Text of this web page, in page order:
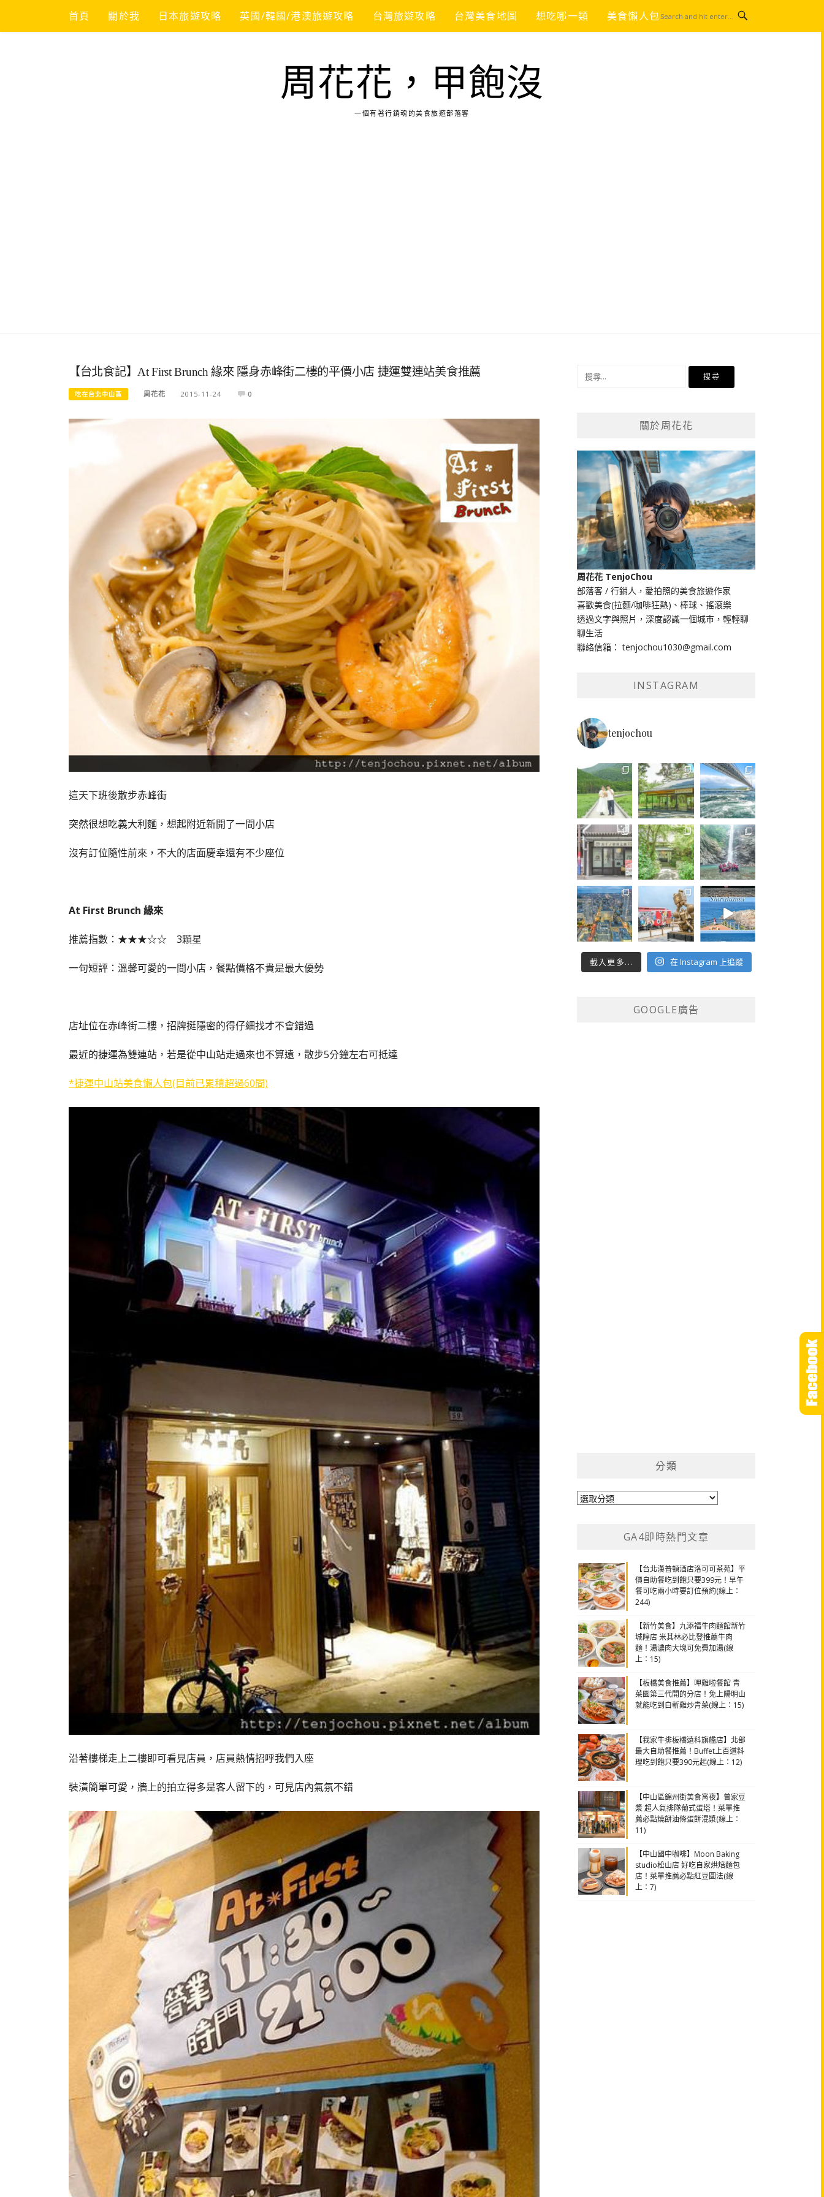
content
首頁 關於我 日本旅遊攻略 英國/韓國/港澳旅遊攻略 台灣旅遊攻略 台灣美食地圖 想吃哪一類 美食懶人包
周花花，甲飽沒
一個有著行銷魂的美食旅遊部落客
【台北食記】At First Brunch 緣來 隱身赤峰街二樓的平價小店 捷運雙連站美食推薦
吃在台北中山區 周花花 2015-11-24 0
這天下班後散步赤峰街
突然很想吃義大利麵，想起附近新開了一間小店
沒有訂位隨性前來，不大的店面慶幸還有不少座位
At First Brunch 緣來
推薦指數：★★★☆☆ 3顆星
一句短評：溫馨可愛的一間小店，餐點價格不貴是最大優勢
店址位在赤峰街二樓，招牌挺隱密的得仔細找才不會錯過
最近的捷運為雙連站，若是從中山站走過來也不算遠，散步5分鐘左右可抵達
*捷運中山站美食懶人包(目前已累積超過60間)
沿著樓梯走上二樓即可看見店員，店員熱情招呼我們入座
裝潢簡單可愛，牆上的拍立得多是客人留下的，可見店內氣氛不錯
關於周花花
周花花 TenjoChou
部落客 / 行銷人，愛拍照的美食旅遊作家
喜歡美食(拉麵/咖啡狂熱)、棒球、搖滾樂
透過文字與照片，深度認識一個城市，輕輕聊
聊生活
聯絡信箱： tenjochou1030@gmail.com
INSTAGRAM
tenjochou
載入更多... 在 Instagram 上追蹤
GOOGLE廣告
分類
分
GA4即時熱門文章
【台北漢普頓酒店洛可可茶苑】平
價自助餐吃到飽只要399元！早午
餐可吃兩小時要訂位預約(線上：
244)
【新竹美食】九添福牛肉麵館新竹
城隍店 米其林必比登推薦牛肉
麵！湯濃肉大塊可免費加湯(線
上：15)
【板橋美食推薦】呷雞啦餐館 青
菜園第三代開的分店！免上陽明山
就能吃到白斬雞炒青菜(線上：15)
【我家牛排板橋遠科旗艦店】北部
最大自助餐推薦！Buffet上百道料
理吃到飽只要390元起(線上：12)
【中山區錦州街美食宵夜】曾家豆
漿 超人氣排隊葡式蛋塔！菜單推
薦必點燒餅油條蛋餅混漿(線上：
11)
【中山國中咖啡】Moon Baking
studio松山店 好吃自家烘焙麵包
店！菜單推薦必點紅豆圓法(線
上：7)